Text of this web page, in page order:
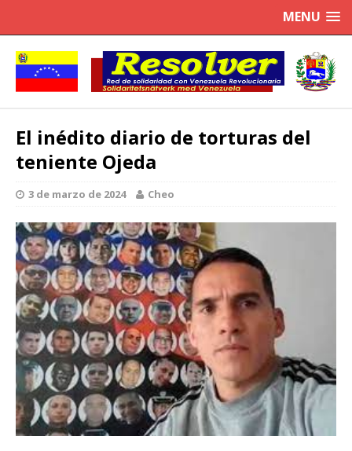
MENU
El inédito diario de torturas del
teniente Ojeda
3 de marzo de 2024 Cheo